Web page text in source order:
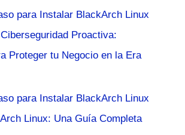
para Instalar BlackArch Linux
Ciberseguridad Proactiva:
Proteger tu Negocio en la Era
para Instalar BlackArch Linux
Arch Linux: Una Guía Completa